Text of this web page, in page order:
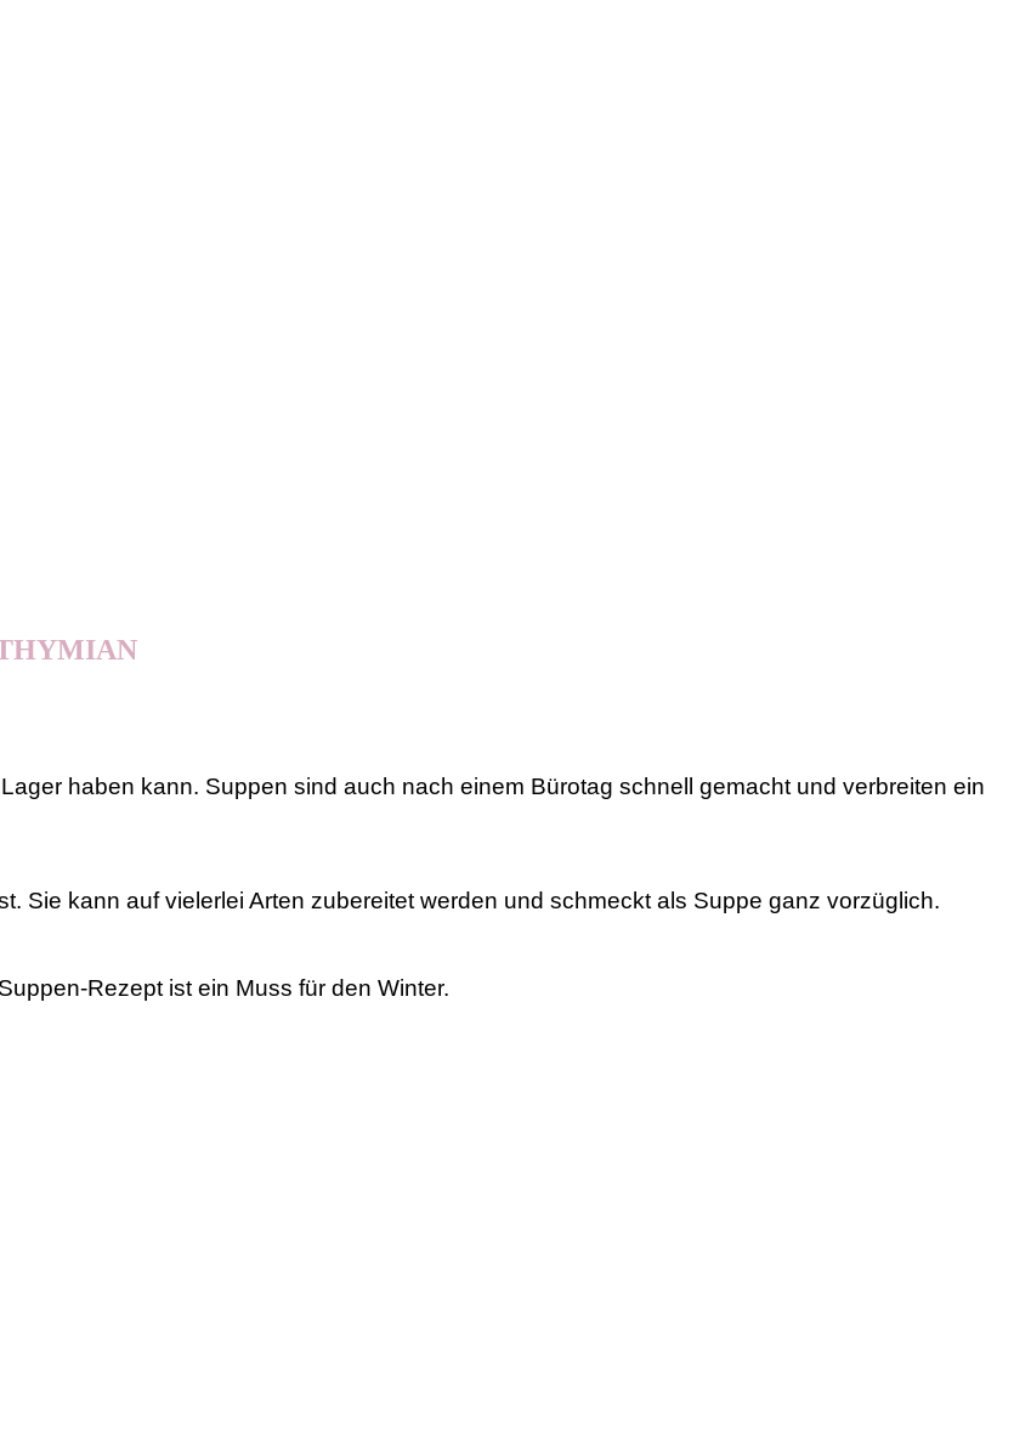
haben kann. Suppen sind auch nach einem Bürotag schnell gemacht und verbreiten ein
Sie kann auf vielerlei Arten zubereitet werden und schmeckt als Suppe ganz vorzüglich.
Rezept ist ein Muss für den Winter.